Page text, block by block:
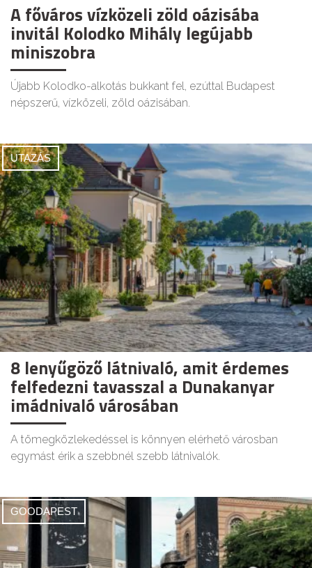
A főváros vízközeli zöld oázisába
invitál Kolodko Mihály legújabb
miniszobra
Újabb Kolodko-alkotás bukkant fel, ezúttal Budapest
népszerű, vízközeli, zöld oázisában.
UTAZÁS
8 lenyűgöző látnivaló, amit érdemes
felfedezni tavasszal a Dunakanyar
imádnivaló városában
A tömegközlekedéssel is könnyen elérhető városban
egymást érik a szebbnél szebb látnivalók.
GOODAPEST